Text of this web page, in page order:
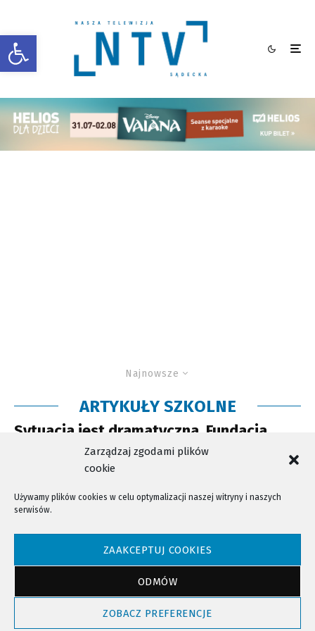
Otwórz pasek narzędzi
Zarządzaj zgodami plików
cookie
Używamy plików cookies w celu optymalizacji naszej witryny i naszych
serwisów.
ZAAKCEPTUJ COOKIES
ODMÓW
ZOBACZ PREFERENCJE
Najnowsze
ARTYKUŁY SZKOLNE
Sytuacja jest dramatyczna, Fundacja
apeluje o pomoc.
NTV - Nasza Telewizja Sądecka © 2023 Wszystkie prawa zastrzeżone!
Powrót do góry